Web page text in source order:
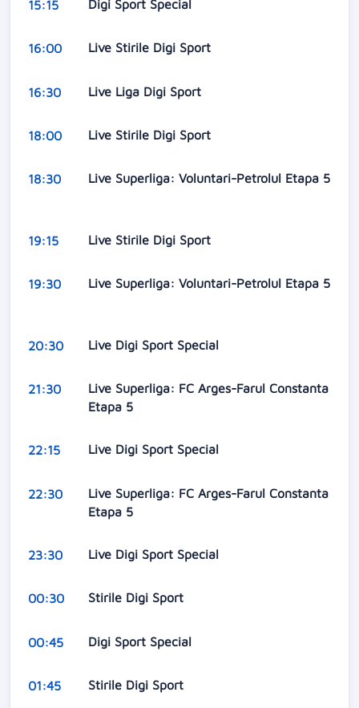
15:15 Digi Sport Special
16:00 Live Stirile Digi Sport
16:30 Live Liga Digi Sport
18:00 Live Stirile Digi Sport
18:30 Live Superliga: Voluntari-Petrolul Etapa 5
19:15 Live Stirile Digi Sport
19:30 Live Superliga: Voluntari-Petrolul Etapa 5
20:30 Live Digi Sport Special
21:30
Live Superliga: FC Arges-Farul Constanta
Etapa 5
22:15 Live Digi Sport Special
22:30
Live Superliga: FC Arges-Farul Constanta
Etapa 5
23:30 Live Digi Sport Special
00:30 Stirile Digi Sport
00:45 Digi Sport Special
01:45 Stirile Digi Sport